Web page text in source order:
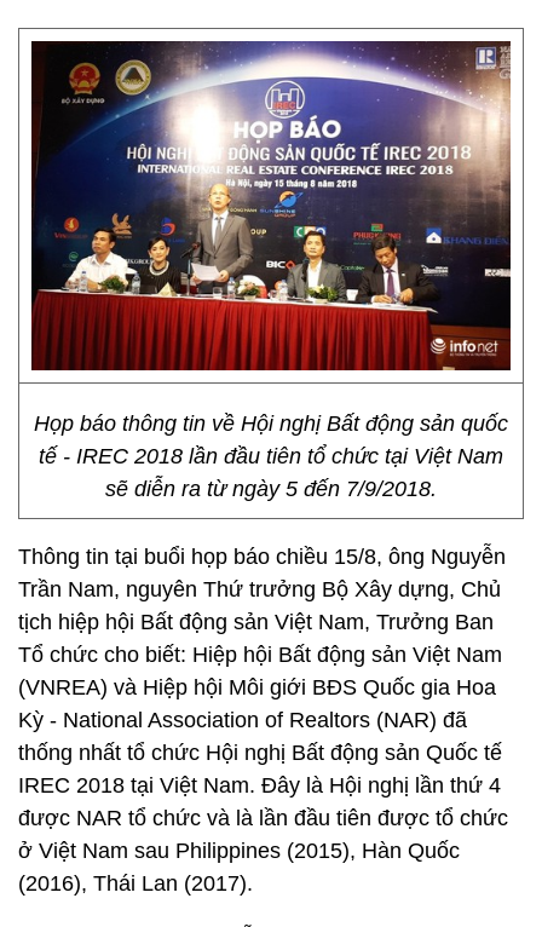
Họp báo thông tin về Hội nghị Bất động sản quốc
tế - IREC 2018 lần đầu tiên tổ chức tại Việt Nam
sẽ diễn ra từ ngày 5 đến 7/9/2018.
Thông tin tại buổi họp báo chiều 15/8, ông Nguyễn
Trần Nam, nguyên Thứ trưởng Bộ Xây dựng, Chủ
tịch hiệp hội Bất động sản Việt Nam, Trưởng Ban
Tổ chức cho biết: Hiệp hội Bất động sản Việt Nam
(VNREA) và Hiệp hội Môi giới BĐS Quốc gia Hoa
Kỳ - National Association of Realtors (NAR) đã
thống nhất tổ chức Hội nghị Bất động sản Quốc tế
IREC 2018 tại Việt Nam. Đây là Hội nghị lần thứ 4
được NAR tổ chức và là lần đầu tiên được tổ chức
ở Việt Nam sau Philippines (2015), Hàn Quốc
(2016), Thái Lan (2017).